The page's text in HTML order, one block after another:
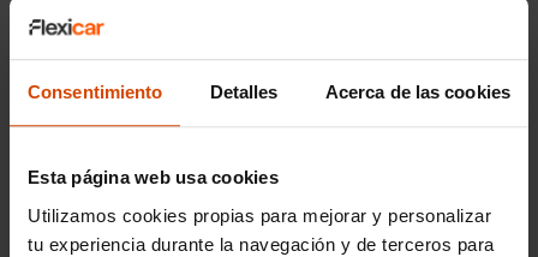
Consentimiento Detalles Acerca de las cookies
Esta página web usa cookies
Utilizamos cookies propias para mejorar y personalizar
tu experiencia durante la navegación y de terceros para
vehículos de ocasión y contamos con una
cuidada selección decoches DS de segunda
mano. Ofrecemos vehículos totalmente
Estamos ubicados a pocos minutos del centro
de Alicante, con fácil acceso desde localidades
como San Vicente del Raspeig, Elche, Elda,
Alcoy o Villena.